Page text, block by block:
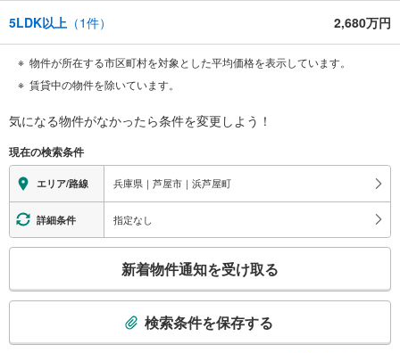
5LDK以上 （1件） 2,680万円
物件が所在する市区町村を対象とした平均価格を表示しています。
賃貸中の物件を除いています。
気になる物件がなかったら条件を変更しよう！
現在の検索条件
エリア/路線 兵庫県｜芦屋市｜浜芦屋町
詳細条件 指定なし
検
新着物件通知を受け取る
検索条件を保存する